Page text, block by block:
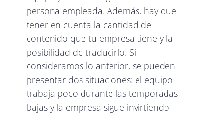
persona empleada. Además, hay que
tener en cuenta la cantidad de
contenido que tu empresa tiene y la
posibilidad de traducirlo. Si
consideramos lo anterior, se pueden
presentar dos situaciones: el equipo
trabaja poco durante las temporadas
bajas y la empresa sigue invirtiendo